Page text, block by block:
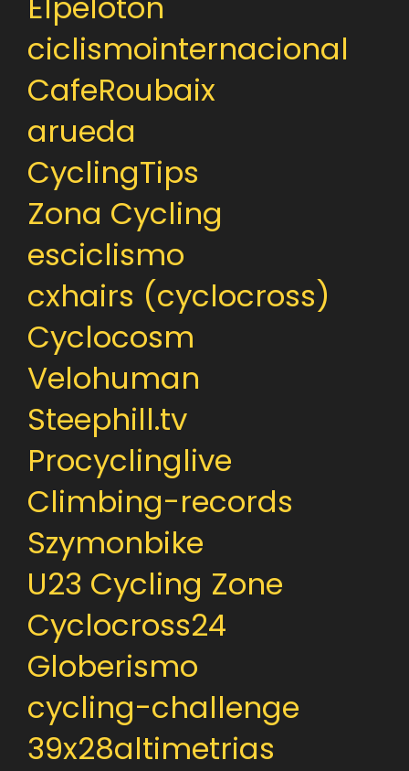
ciclismointernacional
CafeRoubaix
arueda
CyclingTips
Zona Cycling
esciclismo
cxhairs (cyclocross)
Cyclocosm
Velohuman
Steephill.tv
Procyclinglive
Climbing-records
Szymonbike
U23 Cycling Zone
Cyclocross24
Globerismo
cycling-challenge
39x28altimetrias